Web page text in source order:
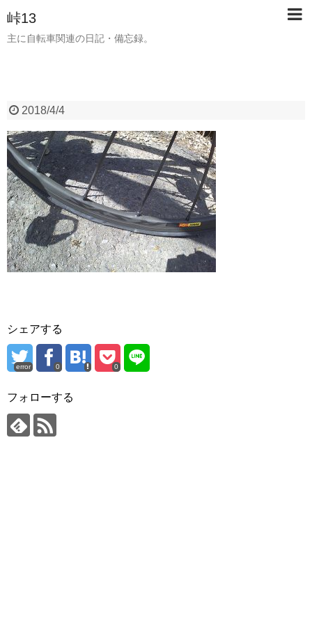
峠13
主に自転車関連の日記・備忘録。
2018/4/4
シェアする
error 0 0
フォローする